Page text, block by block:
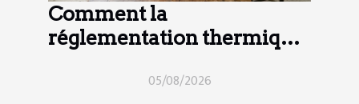
Comment la
réglementation thermique
travaux en 2024
05/08/2026